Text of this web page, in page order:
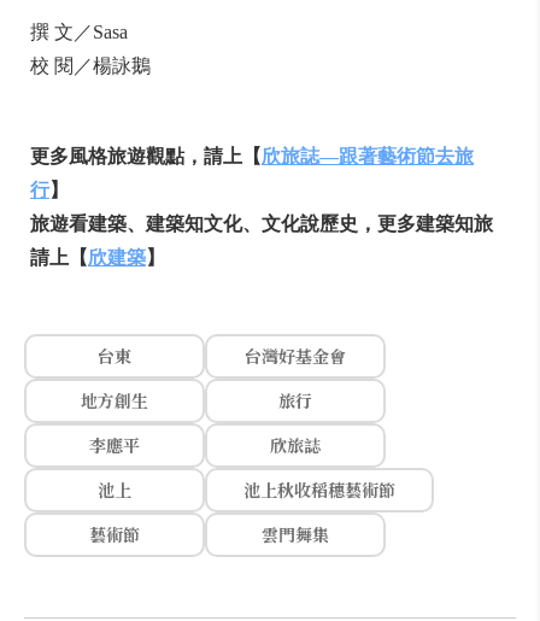
撰 文／Sasa
校 閱／楊詠鵝
更多風格旅遊觀點，請上【欣旅誌—跟著藝術節去旅
行】
旅遊看建築、建築知文化、文化說歷史，更多建築知旅
請上【欣建築】
台東
台灣好基金會
地方創生
旅行
李應平
欣旅誌
池上
池上秋收稻穗藝術節
藝術節
雲門舞集